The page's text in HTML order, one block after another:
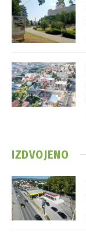
IZDVOJENO